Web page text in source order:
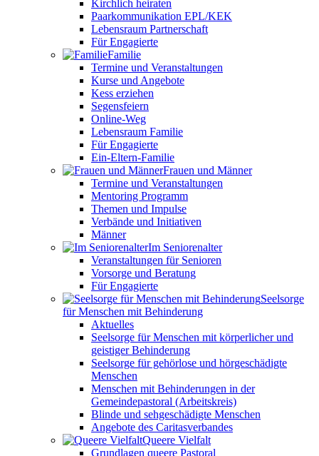
Kirchlich heiraten
Paarkommunikation EPL/KEK
Lebensraum Partnerschaft
Für Engagierte
Familie
Termine und Veranstaltungen
Kurse und Angebote
Kess erziehen
Segensfeiern
Online-Weg
Lebensraum Familie
Für Engagierte
Ein-Eltern-Familie
Frauen und Männer
Termine und Veranstaltungen
Mentoring Programm
Themen und Impulse
Verbände und Initiativen
Männer
Im Seniorenalter
Veranstaltungen für Senioren
Vorsorge und Beratung
Für Engagierte
Seelsorge
für Menschen mit Behinderung
Aktuelles
Seelsorge für Menschen mit körperlicher und
geistiger Behinderung
Seelsorge für gehörlose und hörgeschädigte
Menschen
Menschen mit Behinderungen in der
Gemeindepastoral (Arbeitskreis)
Blinde und sehgeschädigte Menschen
Angebote des Caritasverbandes
Queere Vielfalt
Grundlagen queere Pastoral